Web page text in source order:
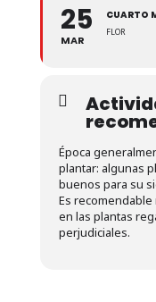
25
MAR
CUARTO
FLOR
Época
plantar: algunas
buenos para su
Es
en las plantas
perjudiciales.